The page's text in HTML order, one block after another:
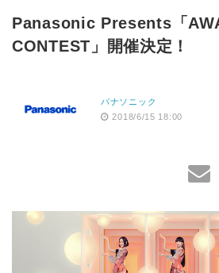
Panasonic Presents「
CONTEST」開催決定！
パナソニック
2018/6/15 18:00